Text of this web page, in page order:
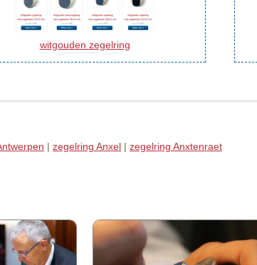
witgouden zegelring
| zegelring Anxel | zegelring Anxtenraet